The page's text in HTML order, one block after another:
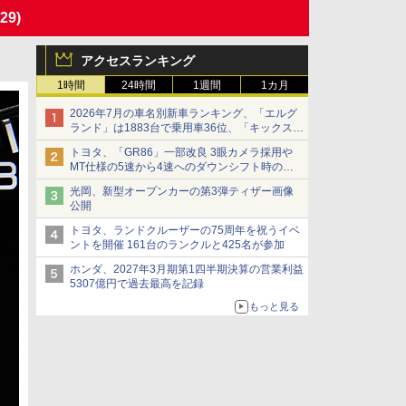
アクセスランキング
1時間 24時間 1週間 1カ月
2026年7月の車名別新車ランキング、「エルグ
ランド」は1883台で乗用車36位、「キックス」
は2591台で27位に
トヨタ、「GR86」一部改良 3眼カメラ採用や
MT仕様の5速から4速へのダウンシフト時の操
作性向上など
光岡、新型オープンカーの第3弾ティザー画像
公開
トヨタ、ランドクルーザーの75周年を祝うイベ
ントを開催 161台のランクルと425名が参加
ホンダ、2027年3月期第1四半期決算の営業利益
5307億円で過去最高を記録
もっと見る